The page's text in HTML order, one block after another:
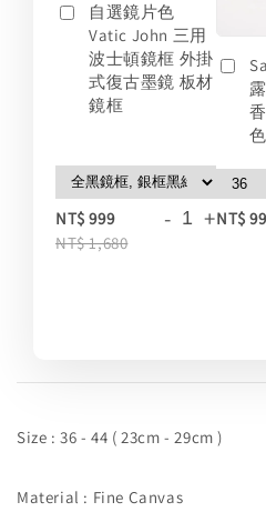
自選鏡片色
Vatic John 三用
波士頓鏡框 外掛
式復古墨鏡 板材
鏡框
NT$ 999
NT$ 1,680
- +
色
NT$
Size : 36 - 44 ( 23cm - 29cm )
Material : Fine Canvas